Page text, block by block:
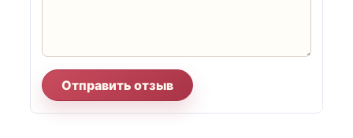
Отправить отзыв